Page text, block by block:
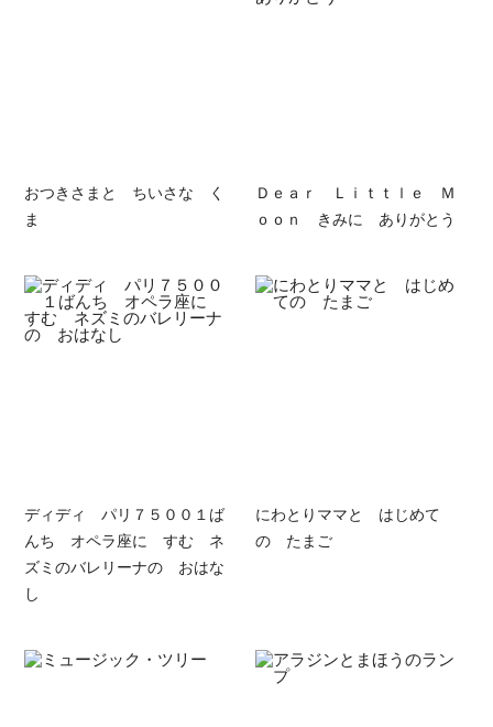
おつきさまと ちいさな く
ま
Ｄｅａｒ Ｌｉｔｔｌｅ Ｍ
ｏｏｎ きみに ありがとう
ディディ パリ７５００１ば
んち オペラ座に すむ ネ
ズミのバレリーナの おはな
し
にわとりママと はじめて
の たまご